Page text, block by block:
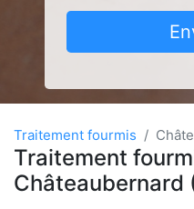
Traitement fourmis
Traitement
Châteaubernard